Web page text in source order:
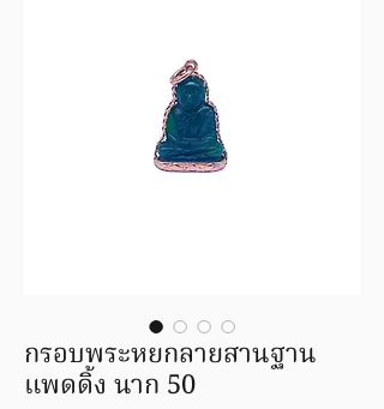
กรอบพระหยกลายสานฐาน
แพดดิ้ง นาก 50